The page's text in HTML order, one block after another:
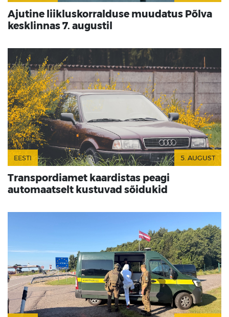
Ajutine liikluskorralduse muudatus Põlva
kesklinnas 7. augustil
EESTI 5. AUGUST
Transpordiamet kaardistas peagi
automaatselt kustuvad sõidukid